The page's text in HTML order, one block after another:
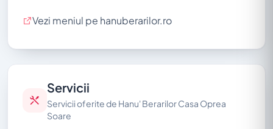
Scaune Înalte pentru Copii
PARCARE
Parcare cu Plată
Parcare Stradală cu Plată
Parcare Stradală Gratuită
Vezi meniul pe hanuberarilor.ro
Servicii
Servicii oferite de Hanu' Berarilor Casa Oprea
Soare